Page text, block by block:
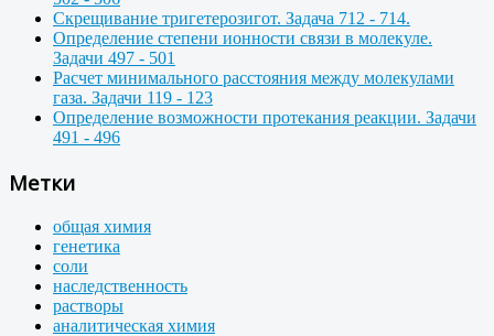
Скрещивание тригетерозигот. Задача 712 - 714.
Определение степени ионности связи в молекуле.
Задачи 497 - 501
Расчет минимального расстояния между молекулами
газа. Задачи 119 - 123
Определение возможности протекания реакции. Задачи
491 - 496
Метки
общая химия
генетика
соли
наследственность
растворы
аналитическая химия